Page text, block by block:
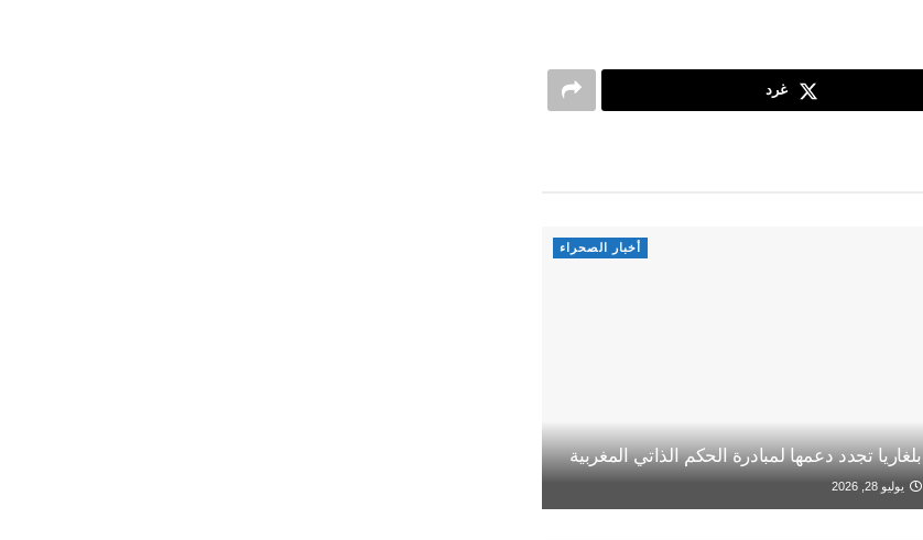
غرد
أخبار الصحراء
بلغاريا تجدد دعمها لمبادرة الحكم الذاتي المغربية
يوليو 28, 2026